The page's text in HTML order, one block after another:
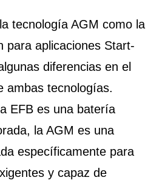
tecnología AGM como la
para aplicaciones Start-
diferencias en el
ambas tecnologías.
EFB es una batería
la AGM es una
específicamente para
y capaz de